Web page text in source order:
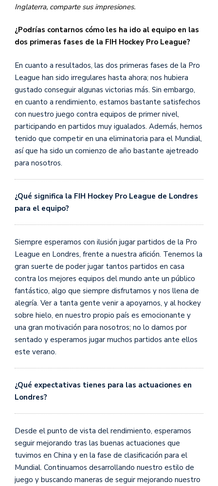
Inglaterra, comparte sus impresiones.
¿Podrías contarnos cómo les ha ido al equipo en las
dos primeras fases de la FIH Hockey Pro League?
En cuanto a resultados, las dos primeras fases de la Pro
League han sido irregulares hasta ahora; nos hubiera
gustado conseguir algunas victorias más. Sin embargo,
en cuanto a rendimiento, estamos bastante satisfechos
con nuestro juego contra equipos de primer nivel,
participando en partidos muy igualados. Además, hemos
tenido que competir en una eliminatoria para el Mundial,
así que ha sido un comienzo de año bastante ajetreado
para nosotros.
¿Qué significa la FIH Hockey Pro League de Londres
para el equipo?
Siempre esperamos con ilusión jugar partidos de la Pro
League en Londres, frente a nuestra afición. Tenemos la
gran suerte de poder jugar tantos partidos en casa
contra los mejores equipos del mundo ante un público
fantástico, algo que siempre disfrutamos y nos llena de
alegría. Ver a tanta gente venir a apoyarnos, y al hockey
sobre hielo, en nuestro propio país es emocionante y
una gran motivación para nosotros; no lo damos por
sentado y esperamos jugar muchos partidos ante ellos
este verano.
¿Qué expectativas tienes para las actuaciones en
Londres?
Desde el punto de vista del rendimiento, esperamos
seguir mejorando tras las buenas actuaciones que
tuvimos en China y en la fase de clasificación para el
Mundial. Continuamos desarrollando nuestro estilo de
juego y buscando maneras de seguir mejorando nuestro